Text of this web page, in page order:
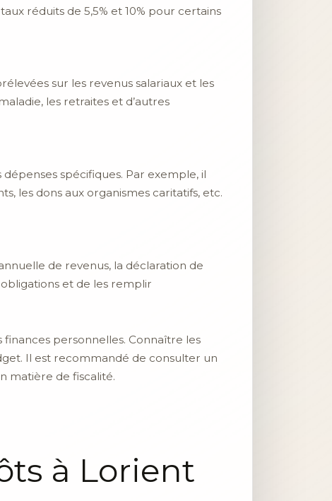
réduits de 5,5% et 10% pour certains
sur les revenus salariaux et les
les retraites et d’autres
spécifiques. Par exemple, il
les dons aux organismes caritatifs, etc.
de revenus, la déclaration de
et de les remplir
personnelles. Connaître les
Il est recommandé de consulter un
matière de fiscalité.
à Lorient